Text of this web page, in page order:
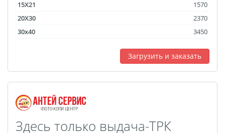
15X21
1570
20X30
2370
30x40
3450
Загрузить и заказать
Здесь только выдача-ТРК